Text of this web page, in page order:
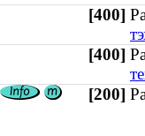
[400]
[400]
[200]